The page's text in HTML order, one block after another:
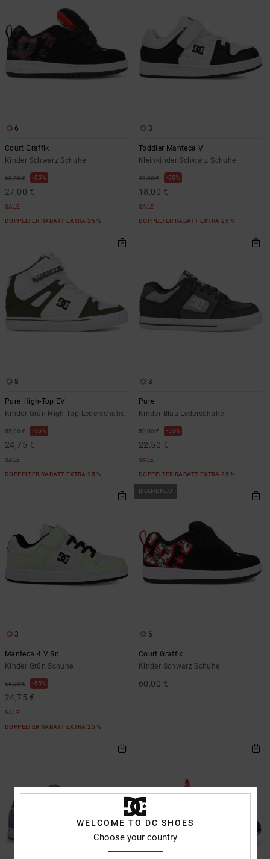
6
Court Graffik
Kinder Schwarz Schuhe
60,00 € 55%
27,00 €
SALE
DOPPELTER RABATT EXTRA 25 %
3
Toddler Manteca V
Kleinkinder Schwarz Schuhe
40,00 € 55%
18,00 €
SALE
DOPPELTER RABATT EXTRA 25 %
8
Pure High-Top EV
Kinder Grün High-Top-Lederschuhe
55,00 € 55%
24,75 €
SALE
DOPPELTER RABATT EXTRA 25 %
3
Pure
Kinder Blau Lederschuhe
50,00 € 55%
22,50 €
SALE
DOPPELTER RABATT EXTRA 25 %
3
Manteca 4 V Sn
Kinder Grün Schuhe
55,00 € 55%
24,75 €
SALE
DOPPELTER RABATT EXTRA 25 %
BRANDNEU
6
Court Graffik
Kinder Schwarz Schuhe
60,00 €
WELCOME TO DC SHOES
Choose your country